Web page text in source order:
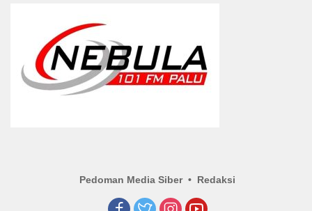
Pedoman Media Siber Redaksi